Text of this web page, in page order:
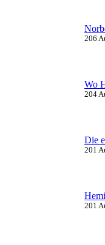
206
Wo
204
Die
201
201